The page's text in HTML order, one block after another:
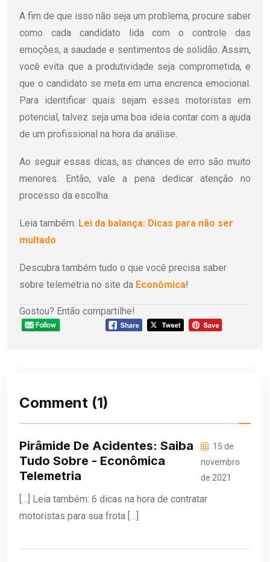
A fim de que isso não seja um problema, procure saber
como cada candidato lida com o controle das
emoções, a saudade e sentimentos de solidão. Assim,
você evita que a produtividade seja comprometida, e
que o candidato se meta em uma encrenca emocional.
Para identificar quais sejam esses motoristas em
potencial, talvez seja uma boa ideia contar com a ajuda
de um profissional na hora da análise.
Ao seguir essas dicas, as chances de erro são muito
menores. Então, vale a pena dedicar atenção no
processo da escolha.
Leia também: Lei da balança: Dicas para não ser
multado
Descubra também tudo o que você precisa saber
sobre telemetria no site da Econômica!
Gostou? Então compartilhe!
Comment (1)
Pirâmide De Acidentes: Saiba
Tudo Sobre - Econômica
Telemetria
15 de
novembro
de 2021
[…] Leia também: 6 dicas na hora de contratar
motoristas para sua frota […]